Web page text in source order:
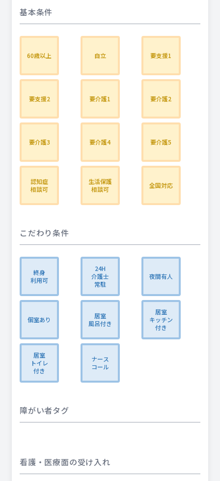
基本条件
60歳以上 自立 要支援1
要支援2 要介護1 要介護2
要介護3 要介護4 要介護5
認知症
相談可
生活保護
相談可
全国対応
こだわり条件
終身
利用可
24H
介護士
常駐
夜間有人
個室あり
居室
風呂付き
居室
キッチン
付き
居室
トイレ
付き
ナース
コール
障がい者タグ
看護・医療面の受け入れ